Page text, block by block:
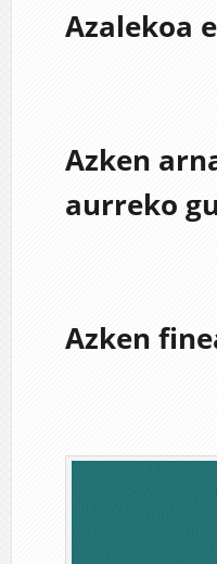
Azalekoa
Azken
aurreko
Azken